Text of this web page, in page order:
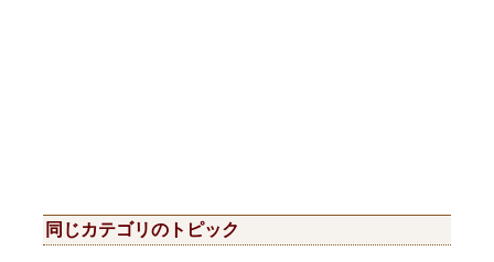
同じカテゴリのトピック